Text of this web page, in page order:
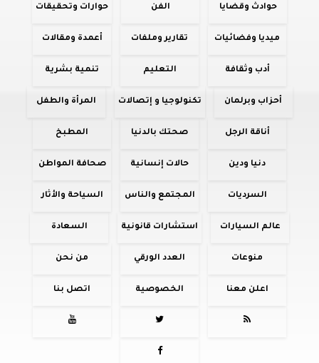
حوادث وقضايا الفن حوارات وتحقيقات
ميديا وفضائيات تقارير وملفات أعمدة ومقالات
أدب وثقافة التعليم تنمية بشرية
أحزاب وبرلمان تكنولوجيا و إتصالات المرأة والطفل
أناقة الرجل صحتك بالدنيا المطبخ
دنيا ودين حالات إنسانية صحافة المواطن
السرديات المجتمع والناس السياحة والأثار
عالم السيارات استشارات قانونية السعادة
منوعات العدد الورقي من نحن
اعلن معنا الخصوصية اتصل بنا



